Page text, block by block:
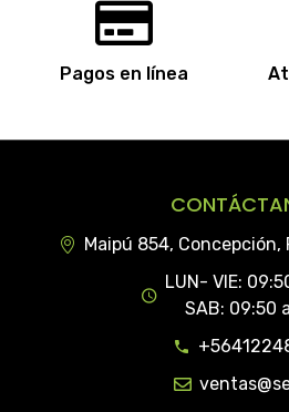
Pagos en línea
Maipú 854, Concepción,
LUN- VIE:
SAB: 09:50